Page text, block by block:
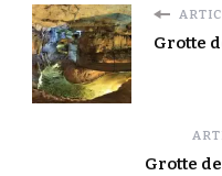
Grotte
Grotte